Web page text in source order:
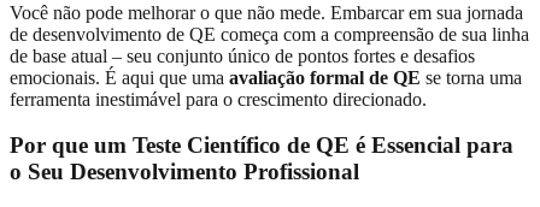
Você não pode melhorar o que não mede. Embarcar em sua jornada
de desenvolvimento de QE começa com a compreensão de sua linha
de base atual – seu conjunto único de pontos fortes e desafios
emocionais. É aqui que uma avaliação formal de QE se torna uma
ferramenta inestimável para o crescimento direcionado.
Por que um Teste Científico de QE é Essencial para
o Seu Desenvolvimento Profissional